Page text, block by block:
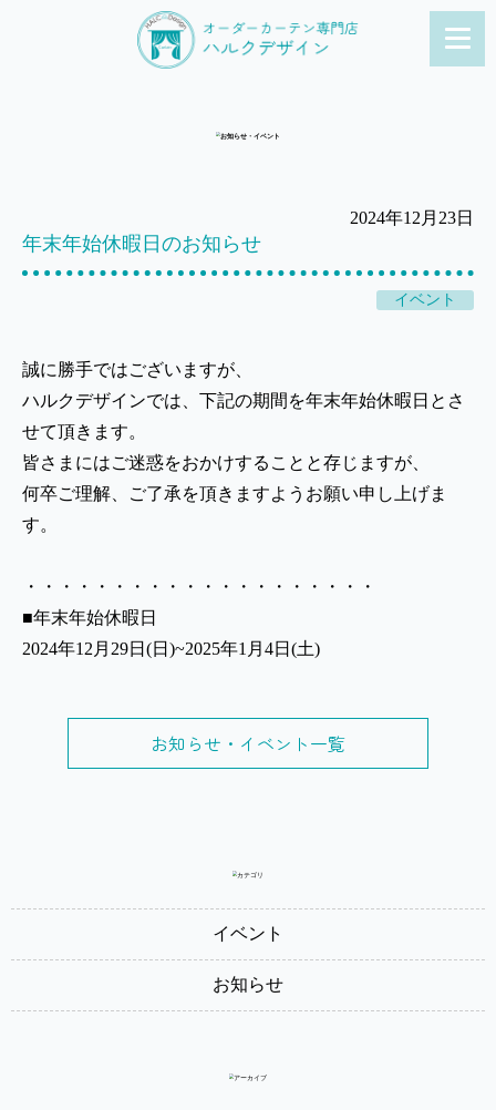
2024年12月23日
年末年始休暇日のお知らせ
イベント
誠に勝手ではございますが、
ハルクデザインでは、下記の期間を年末年始休暇日とさ
せて頂きます。
皆さまにはご迷惑をおかけすることと存じますが、
何卒ご理解、ご了承を頂きますようお願い申し上げま
す。
・・・・・・・・・・・・・・・・・・・・
■年末年始休暇日
2024年12月29日(日)~2025年1月4日(土)
お知らせ・イベント一覧
イベント
お知らせ